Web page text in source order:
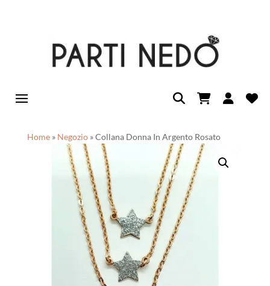
Home» Negozio»Collana Donna In Argento Rosato